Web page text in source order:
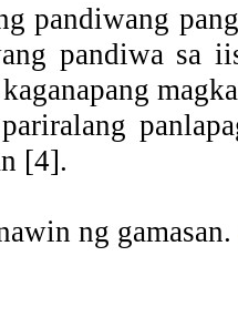
pandiwang
pandiwa sa
[4].
ng gamasan.